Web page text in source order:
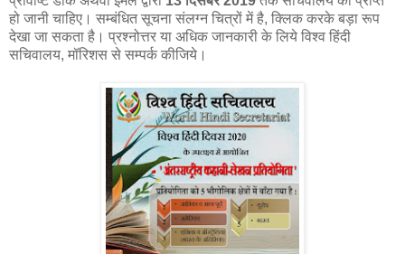
हो जानी चाहिए। सम्बंधित सूचना संलग्न चित्रों में है, क्लिक करके बड़ा रूप
देखा जा सकता है। प्रश्नोत्तर या अधिक जानकारी के लिये विश्व हिंदी
सचिवालय, मॉरिशस से सम्पर्क कीजिये।